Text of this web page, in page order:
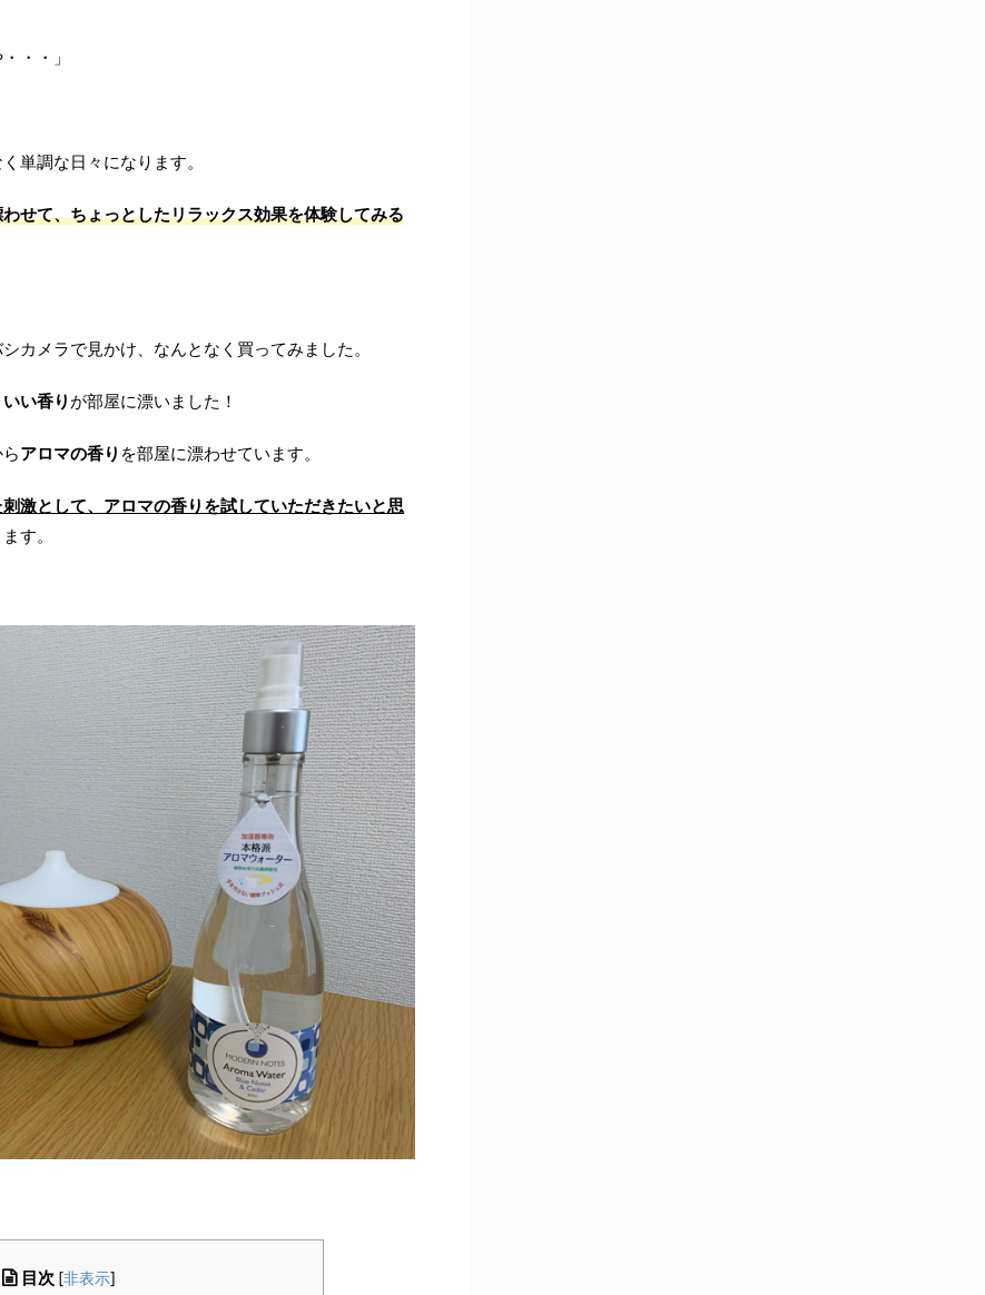
・・」
単調な日々になります。
せて、ちょっとしたリラックス効果を体験してみる
カメラで見かけ、なんとなく買ってみました。
い香り が部屋に漂いました！
アロマの香り を部屋に漂わせています。
激として、アロマの香りを試していただきたいと思
す。
目次 [非表示]